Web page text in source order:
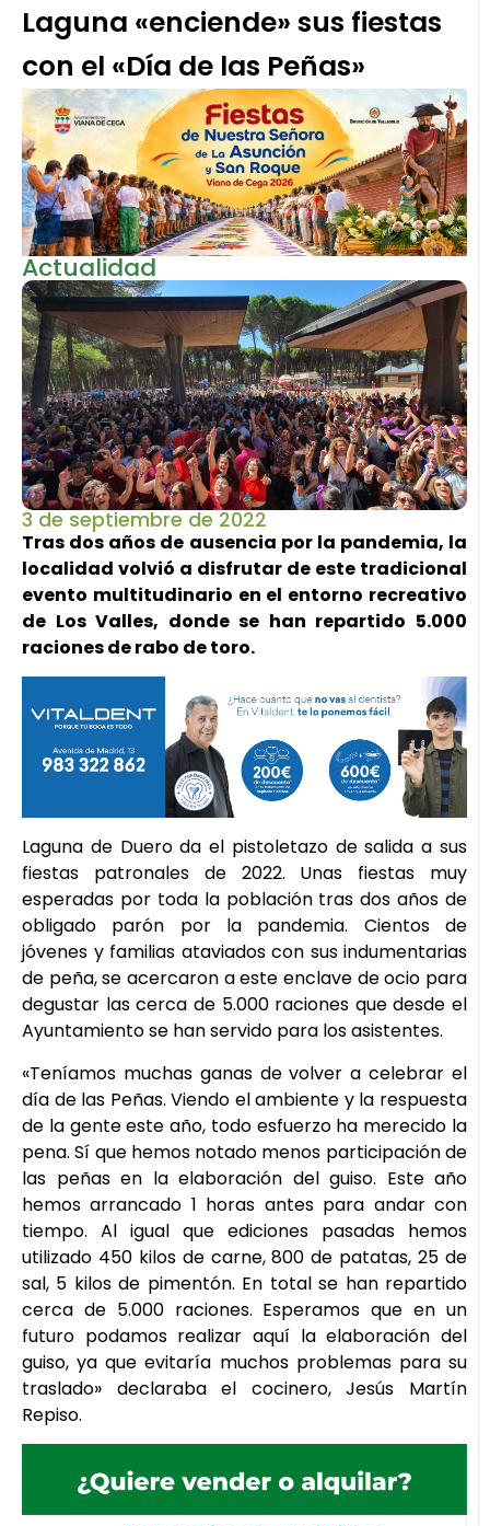
Laguna «enciende» sus fiestas
con el «Día de las Peñas»
Actualidad
3 de septiembre de 2022
Tras dos años de ausencia por la pandemia, la
localidad volvió a disfrutar de este tradicional
evento multitudinario en el entorno recreativo
de Los Valles, donde se han repartido 5.000
raciones de rabo de toro.
Laguna de Duero da el pistoletazo de salida a sus
fiestas patronales de 2022. Unas fiestas muy
esperadas por toda la población tras dos años de
obligado parón por la pandemia. Cientos de
jóvenes y familias ataviados con sus indumentarias
de peña, se acercaron a este enclave de ocio para
degustar las cerca de 5.000 raciones que desde el
Ayuntamiento se han servido para los asistentes.
«Teníamos muchas ganas de volver a celebrar el
día de las Peñas. Viendo el ambiente y la respuesta
de la gente este año, todo esfuerzo ha merecido la
pena. Sí que hemos notado menos participación de
las peñas en la elaboración del guiso. Este año
hemos arrancado 1 horas antes para andar con
tiempo. Al igual que ediciones pasadas hemos
utilizado 450 kilos de carne, 800 de patatas, 25 de
sal, 5 kilos de pimentón. En total se han repartido
cerca de 5.000 raciones. Esperamos que en un
futuro podamos realizar aquí la elaboración del
guiso, ya que evitaría muchos problemas para su
traslado» declaraba el cocinero, Jesús Martín
Repiso.